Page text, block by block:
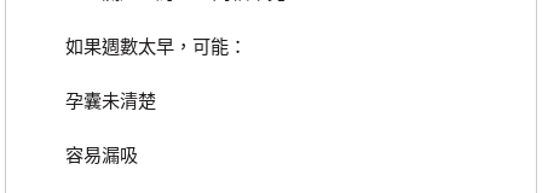
如果週數太早，可能：
孕囊未清楚
容易漏吸